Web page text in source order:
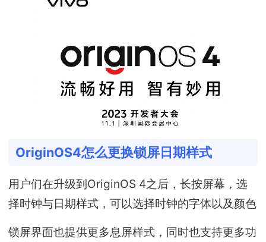
OriginOS4怎么更换锁屏日期样式
用户们在升级到OriginOS 4之后，长按屏幕，选
择时钟与日期样式，可以选择时钟的字体以及颜色
锁屏界面也提供更多息屏样式，同时也支持更多功